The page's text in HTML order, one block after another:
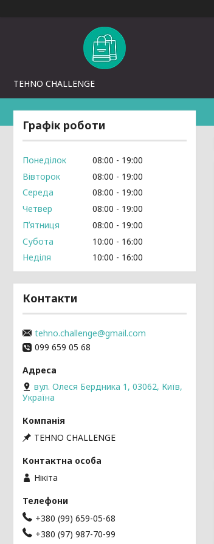
TEHNO CHALLENGE
Графік роботи
Понеділок 08:00
19:00
Вівторок
08:00
19:00
Середа
08:00
19:00
Четвер
08:00
19:00
Пʼятниця
08:00
19:00
Субота
10:00
16:00
Неділя
10:00 16:00
Контакти
tehno.challenge@gmail.com
099 659 05 68
вул. Олеся Бердника 1, 03062, Київ,
Україна
TEHNO CHALLENGE
Нікіта
+380 (99) 659-05-68
+380 (97) 987-70-99